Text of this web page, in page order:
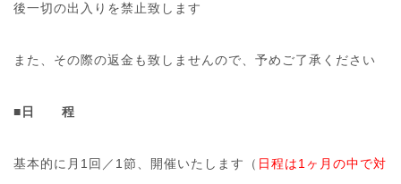
後一切の出入りを禁止致します
また、その際の返金も致しませんので、予めご了承ください
■日 程
基本的に月1回／1節、開催いたします（ 日程は1ヶ月の中で対